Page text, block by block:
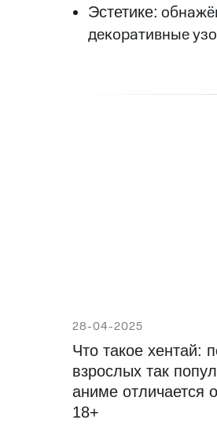
Эстетике:
декоративные
28-04-2025
Что такое хентай:
взрослых так
аниме отличается
18+